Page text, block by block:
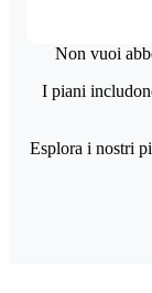
Non vuoi
I piani
Esplora i nostri